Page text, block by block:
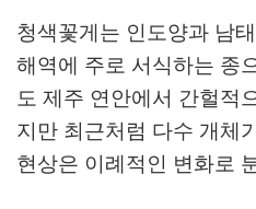
청색꽃게는 인도양과 남
해역에 주로 서식하는 종
도 제주 연안에서 간헐적
지만 최근처럼 다수 개체
현상은 이례적인 변화로